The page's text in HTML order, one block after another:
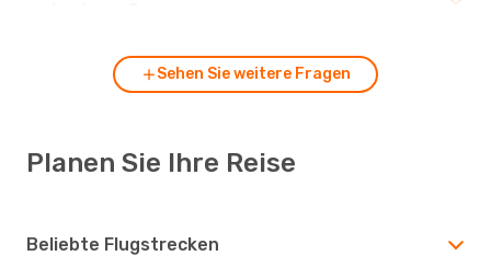
Sehen Sie weitere Fragen
Planen Sie Ihre Reise
Beliebte Flugstrecken